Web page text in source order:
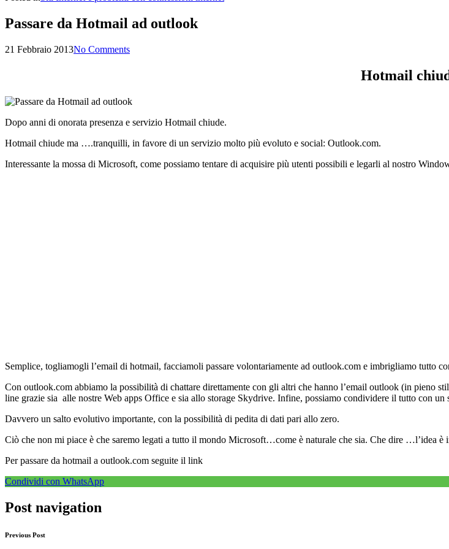
Passare da Hotmail ad outlook
21 Febbraio 2013No Comments
Hotmail
Dopo anni di onorata presenza e servizio Hotmail chiude.
Hotmail chiude ma ….tranquilli, in favore di un servizio molto più evoluto e social: Outlook.com.
Interessante la mossa di Microsoft, come possiamo tentare di acquisire più utenti possibili e legarli al nostro
Semplice, togliamogli l’email di hotmail, facciamoli passare volontariamente ad outlook.com e imbrigliamo tutto
Con outlook.com abbiamo la possibilità di chattare direttamente con gli altri che hanno l’email outlook (in pieno
line grazie sia alle nostre Web apps Office e sia allo storage Skydrive. Infine, possiamo condividere il tutto con
Davvero un salto evolutivo importante, con la possibilità di pedita di dati pari allo zero.
Ciò che non mi piace è che saremo legati a tutto il mondo Microsoft…come è naturale che sia. Che dire …l’idea è
Per passare da hotmail a outlook.com seguite il link
Condividi con WhatsApp
Post navigation
Previous Post